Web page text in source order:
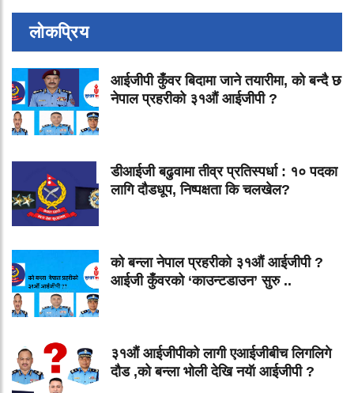
लोकप्रिय
आईजीपी कुँवर बिदामा जाने तयारीमा, को बन्दै छ
नेपाल प्रहरीको ३१औं आईजीपी ?
डीआईजी बढुवामा तीव्र प्रतिस्पर्धा : १० पदका
लागि दौडधूप, निष्पक्षता कि चलखेल?
को बन्ला नेपाल प्रहरीको ३१औं आईजीपी ?
आईजी कुँवरको ‘काउन्टडाउन’ सुरु ..
३१औं आईजीपीको लागी एआईजीबीच लिगलिगे
दौड ,को बन्ला भोली देखि नयॅा आईजीपी ?